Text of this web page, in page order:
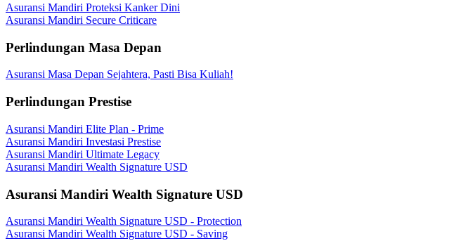
Asuransi Mandiri Proteksi Kanker Dini
Asuransi Mandiri Secure Criticare
Perlindungan Masa Depan
Asuransi Masa Depan Sejahtera, Pasti Bisa Kuliah!
Perlindungan Prestise
Asuransi Mandiri Elite Plan - Prime
Asuransi Mandiri Investasi Prestise
Asuransi Mandiri Ultimate Legacy
Asuransi Mandiri Wealth Signature USD
Asuransi Mandiri Wealth Signature USD
Asuransi Mandiri Wealth Signature USD - Protection
Asuransi Mandiri Wealth Signature USD - Saving